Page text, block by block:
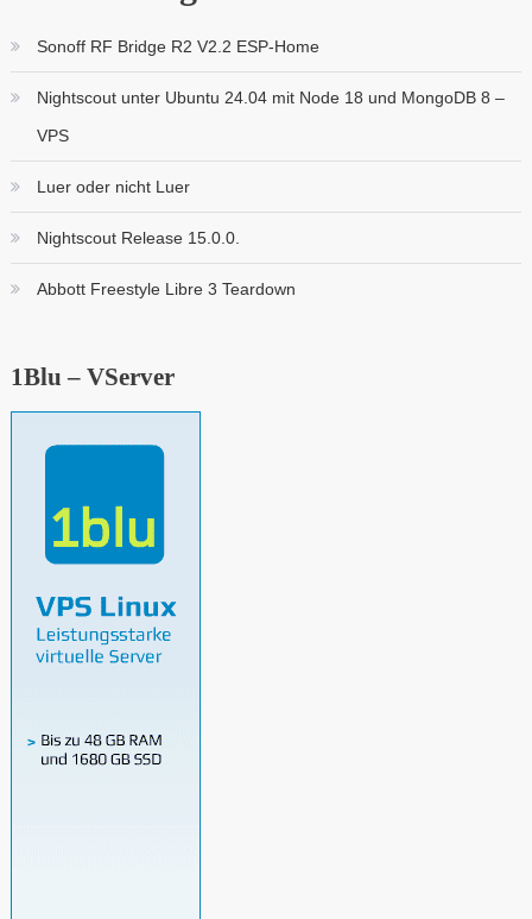
Sonoff RF Bridge R2 V2.2 ESP-Home
Nightscout unter Ubuntu 24.04 mit Node 18 und MongoDB 8 –
VPS
Luer oder nicht Luer
Nightscout Release 15.0.0.
Abbott Freestyle Libre 3 Teardown
1Blu – VServer